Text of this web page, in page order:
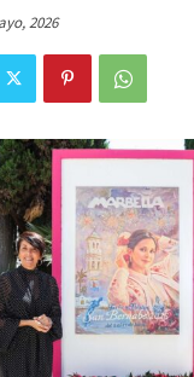
2026